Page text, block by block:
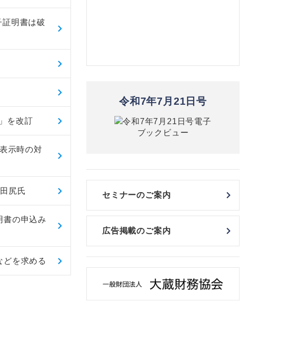
明書は破
を改訂
示時の対
尻氏
書の申込み
どを求める
令和7年7月21日号
セミナーのご案内
広告掲載のご案内